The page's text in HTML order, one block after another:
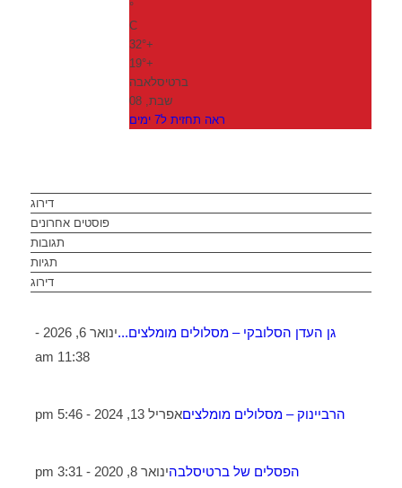
°
C
+
32°
+
19°
ברטיסלאבה
שבת, 08
ראה תחזית ל7 ימים
דירוג
פוסטים אחרונים
תגובות
תגיות
דירוג
גן העדן הסלובקי – מסלולים מומלצים...
ינואר 6, 2026 -
11:38 am
הרביינוק – מסלולים מומלציםאפריל 13, 2024 - 5:46 pm
הפסלים של ברטיסלבהינואר 8, 2020 - 3:31 pm